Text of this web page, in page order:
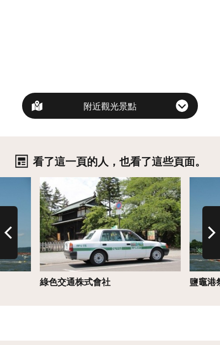
附近觀光景點
看了這一頁的人，也看了這些頁面。
綠色交通株式會社
詳情
鹽竈港